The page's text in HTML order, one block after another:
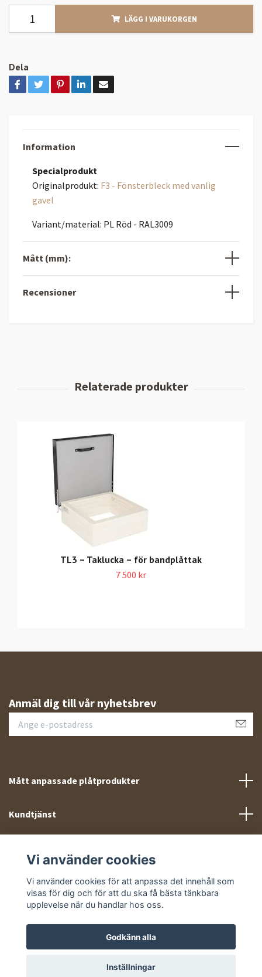
LÄGG I VARUKORGEN
Dela
Information
Specialprodukt
Originalprodukt: F3 - Fönsterbleck med vanlig
gavel
Variant/material: PL Röd - RAL3009
Mått (mm):
Recensioner
TL3 – Taklucka – för bandplåttak
7 500 kr
Anmäl dig till vår nyhetsbrev
Mått anpassade plåtprodukter
Kundtjänst
Sociala medier
© 2026 Takprofiler.se
Vi använder cookies
Vi använder cookies för att anpassa det innehåll som
visas för dig och för att du ska få bästa tänkbara
upplevelse när du handlar hos oss.
Godkänn alla
Inställningar